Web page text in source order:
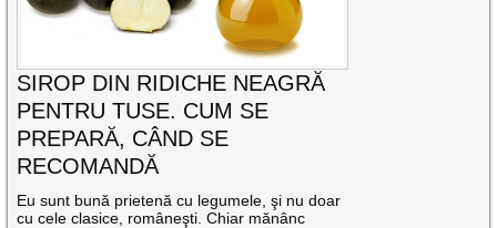
SIROP DIN RIDICHE NEAGRĂ
PENTRU TUSE. CUM SE
PREPARĂ, CÂND SE
RECOMANDĂ
Eu sunt bună prietenă cu legumele, şi nu doar
cu cele clasice, româneşti. Chiar mănânc